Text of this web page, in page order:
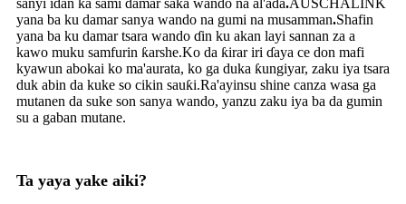
sanyi idan ka sami damar saka wando na al'ada.AUSCHALINK
yana ba ku damar sanya wando na gumi na musamman.Shafin
yana ba ku damar tsara wando ɗin ku akan layi sannan za a
kawo muku samfurin ƙarshe.Ko da ƙirar iri ɗaya ce don mafi
kyawun abokai ko ma'aurata, ko ga duka ƙungiyar, zaku iya tsara
duk abin da kuke so cikin sauƙi.Ra'ayinsu shine canza wasa ga
mutanen da suke son sanya wando, yanzu zaku iya ba da gumin
su a gaban mutane.
Ta yaya yake aiki?